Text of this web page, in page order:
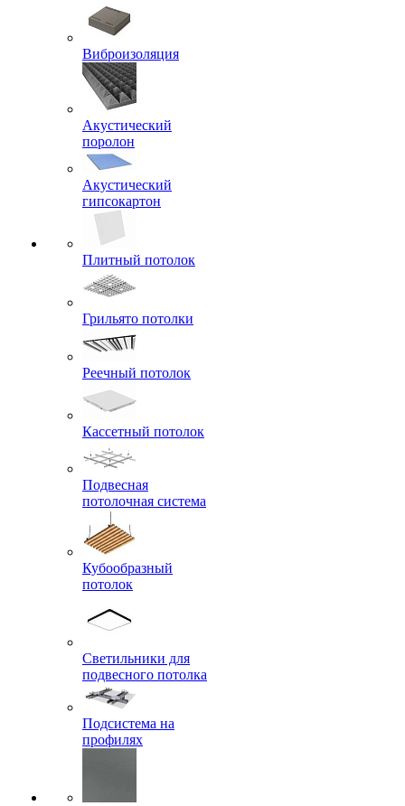
Виброизоляция
Акустический
поролон
Акустический
гипсокартон
Плитный потолок
Грильято потолки
Реечный потолок
Кассетный потолок
Подвесная
потолочная система
Кубообразный
потолок
Светильники для
подвесного потолка
Подсистема на
профилях